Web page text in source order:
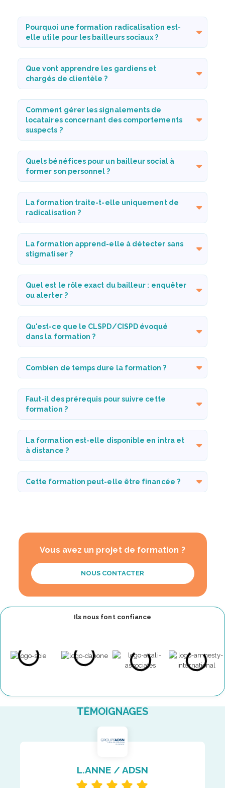
Pourquoi une formation radicalisation est-
elle utile pour les bailleurs sociaux ?
Que vont apprendre les gardiens et
chargés de clientèle ?
Comment gérer les signalements de
locataires concernant des comportements
suspects ?
Quels bénéfices pour un bailleur social à
former son personnel ?
La formation traite-t-elle uniquement de
radicalisation ?
La formation apprend-elle à détecter sans
stigmatiser ?
Quel est le rôle exact du bailleur : enquêter
ou alerter ?
Qu'est-ce que le CLSPD/CISPD évoqué
dans la formation ?
Combien de temps dure la formation ?
Faut-il des prérequis pour suivre cette
formation ?
La formation est-elle disponible en intra et
à distance ?
Cette formation peut-elle être financée ?
Vous avez un projet de formation ?
NOUS CONTACTER
Ils nous font confiance
TÉMOIGNAGES
L.ANNE / ADSN